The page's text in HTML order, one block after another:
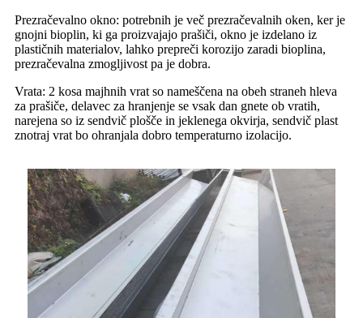
Prezračevalno okno: potrebnih je več prezračevalnih oken, ker je
gnojni bioplin, ki ga proizvajajo prašiči, okno je izdelano iz
plastičnih materialov, lahko prepreči korozijo zaradi bioplina,
prezračevalna zmogljivost pa je dobra.
Vrata: 2 kosa majhnih vrat so nameščena na obeh straneh hleva
za prašiče, delavec za hranjenje se vsak dan gnete ob vratih,
narejena so iz sendvič plošče in jeklenega okvirja, sendvič plast
znotraj vrat bo ohranjala dobro temperaturno izolacijo.